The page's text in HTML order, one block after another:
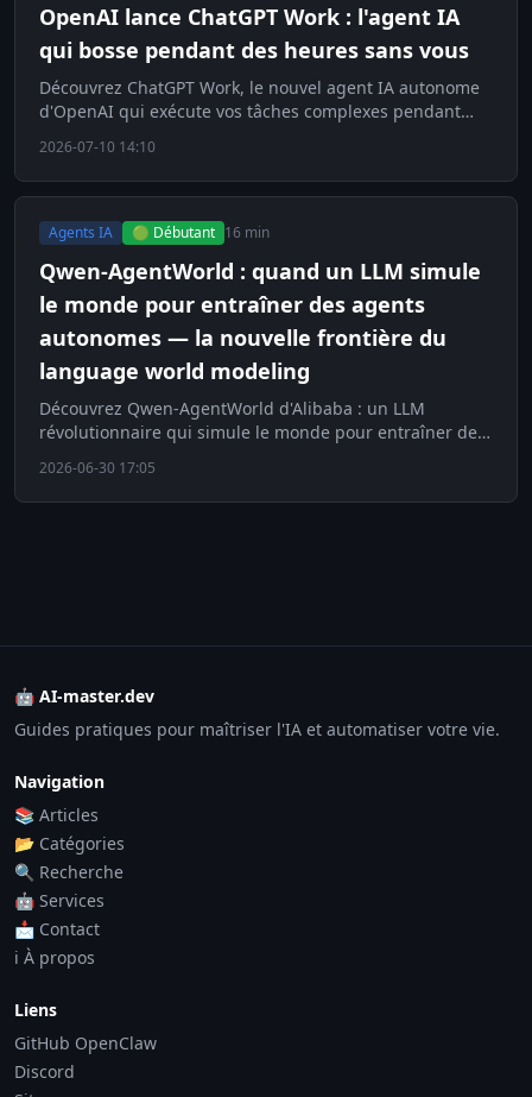
OpenAI lance ChatGPT Work : l'agent IA
qui bosse pendant des heures sans vous
Découvrez ChatGPT Work, le nouvel agent IA autonome
d'OpenAI qui exécute vos tâches complexes pendant
2026-07-10 14:10
Agents IA 🟢 Débutant 16 min
Qwen-AgentWorld : quand un LLM simule
le monde pour entraîner des agents
autonomes — la nouvelle frontière du
language world modeling
Découvrez Qwen-AgentWorld d'Alibaba : un LLM
révolutionnaire qui simule le monde pour entraîner des
world mo
2026-06-30 17:05
🤖 AI-master.dev
Guides pratiques pour maîtriser l'IA et automatiser votre vie.
Navigation
📚 Articles
📂 Catégories
🔍 Recherche
🤖 Services
📩 Contact
ℹ️ À propos
Liens
GitHub OpenClaw
Discord